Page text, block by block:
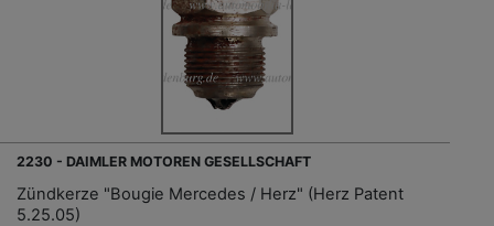
2230 - DAIMLER MOTOREN GESELLSCHAFT
Zündkerze "Bougie Mercedes / Herz" (Herz Patent
5.25.05)